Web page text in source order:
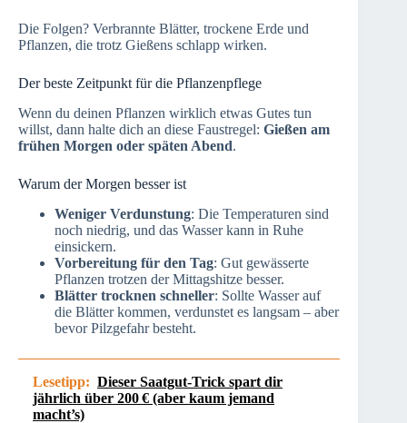
Die Folgen? Verbrannte Blätter, trockene Erde und
Pflanzen, die trotz Gießens schlapp wirken.
Der beste Zeitpunkt für die Pflanzenpflege
Wenn du deinen Pflanzen wirklich etwas Gutes tun
willst, dann halte dich an diese Faustregel: Gießen am
frühen Morgen oder späten Abend.
Warum der Morgen besser ist
Weniger Verdunstung: Die Temperaturen sind
noch niedrig, und das Wasser kann in Ruhe
einsickern.
Vorbereitung für den Tag: Gut gewässerte
Pflanzen trotzen der Mittagshitze besser.
Blätter trocknen schneller: Sollte Wasser auf
die Blätter kommen, verdunstet es langsam – aber
bevor Pilzgefahr besteht.
Lesetipp: Dieser Saatgut-Trick spart dir
jährlich über 200 € (aber kaum jemand
macht’s)